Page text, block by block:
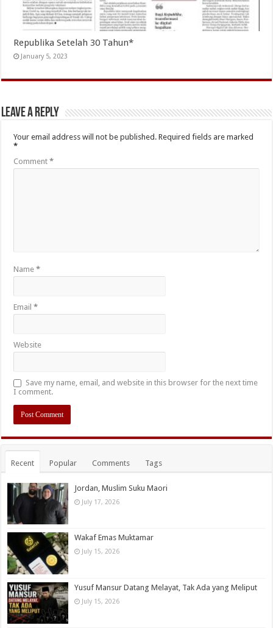
Republika Setelah 30 Tahun*
January 5, 2023
Leave a Reply
Your email address will not be published. Required fields are marked
*
Comment*
Name*
Email*
Website
Save my name, email, and website in this browser for the next time
I comment.
Recent Popular Comments Tags
Jordan, Muslim Suku Maori
July 17, 2026
Wakaf Emas Muktamar
July 15, 2026
Yusuf Mansur Datang Melayat, Tak Ada yang Meliput
July 15, 2026